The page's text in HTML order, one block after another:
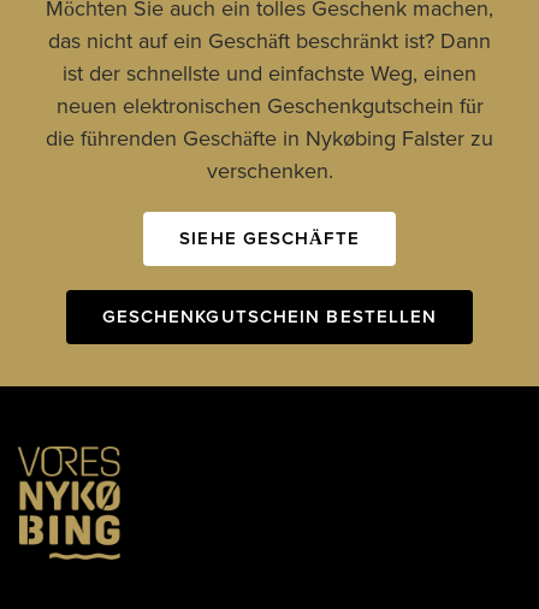
Möchten Sie auch ein tolles Geschenk machen,
das nicht auf ein Geschäft beschränkt ist? Dann
ist der schnellste und einfachste Weg, einen
neuen elektronischen Geschenkgutschein für
die führenden Geschäfte in Nykøbing Falster zu
verschenken.
SIEHE GESCHÄFTE
GESCHENKGUTSCHEIN BESTELLEN